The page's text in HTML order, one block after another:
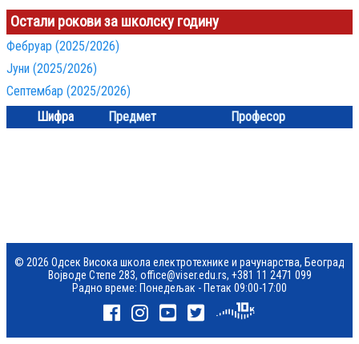
Остали рокови за школску годину
Фебруар (2025/2026)
Јуни (2025/2026)
Септембар (2025/2026)
Шифра Предмет Професор
© 2026 Одсек Висока школа електротехнике и рачунарства, Београд
Војводе Степе 283, office@viser.edu.rs, +381 11 2471 099
Радно време: Понедељак - Петак 09:00-17:00